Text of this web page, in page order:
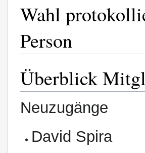
Wahl
Person
Überblick
Neuzugänge
David Spira